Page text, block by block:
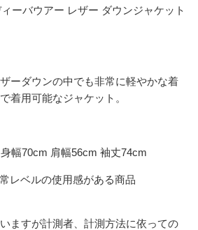
ーバウアー レザー ダウンジャケット
ーダウンの中でも非常に軽やかな着
着用可能なジャケット。
幅70cm 肩幅56cm 袖丈74cm
レベルの使用感がある商品
ますが計測者、計測方法に依っての